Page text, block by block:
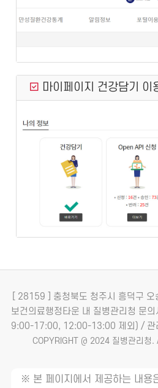
마이페이지 건강담기 이
[ 28159 ] 충청북도 청주시 흥덕구
보건의료행정타운 내 질병관리청 문
9:00-17:00, 12:00-13:00 제외) / 관
COPYRIGHT @ 2024 질병관리청.
※ 본 페이지에서 제공하는 내용